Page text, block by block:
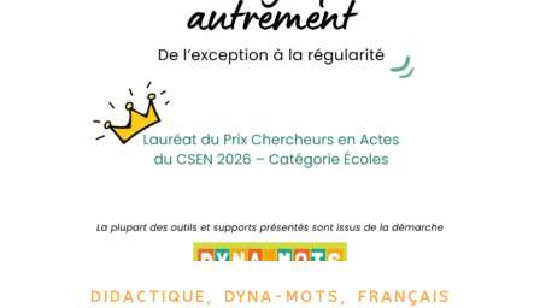
DIDACTIQUE , DYNA-MOTS , FRANÇAIS